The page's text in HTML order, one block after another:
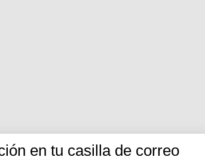
en tu casilla de correo